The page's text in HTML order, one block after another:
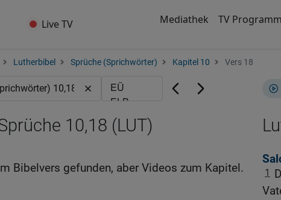
Live TV Mediathek TV Programm
Lutherbibel Sprüche (Sprichwörter) Kapitel 10 Vers 18
1
10,18 (LUT)
Bibelvers gefunden, aber Videos zum Kapitel.